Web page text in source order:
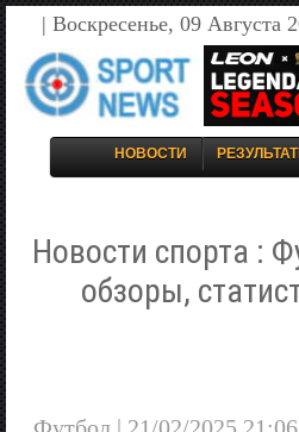
| Воскресенье, 09 Августа
НОВОСТИ
Новости спорта :
обзоры,
Футбол | 21/02/2025